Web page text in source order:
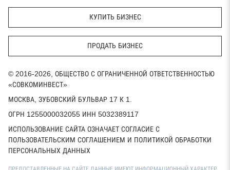
КУПИТЬ БИЗНЕС
ПРОДАТЬ БИЗНЕС
© 2016-2026, ОБЩЕСТВО С ОГРАНИЧЕННОЙ ОТВЕТСТВЕННОСТЬЮ
«СОВКОМИНВЕСТ»
МОСКВА, ЗУБОВСКИЙ БУЛЬВАР 17 К 1.
ОГРН 1255000032055 ИНН 5032389117
ИСПОЛЬЗОВАНИЕ САЙТА ОЗНАЧАЕТ СОГЛАСИЕ С
ПОЛЬЗОВАТЕЛЬСКИМ СОГЛАШЕНИЕМ И ПОЛИТИКОЙ ОБРАБОТКИ
ПЕРСОНАЛЬНЫХ ДАННЫХ